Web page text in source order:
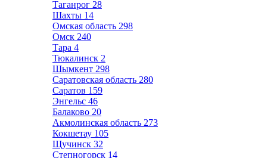
Таганрог 28
Шахты 14
Омская область 298
Омск 240
Тара 4
Тюкалинск 2
Шымкент 298
Саратовская область 280
Саратов 159
Энгельс 46
Балаково 20
Акмолинская область 273
Кокшетау 105
Щучинск 32
Степногорск 14